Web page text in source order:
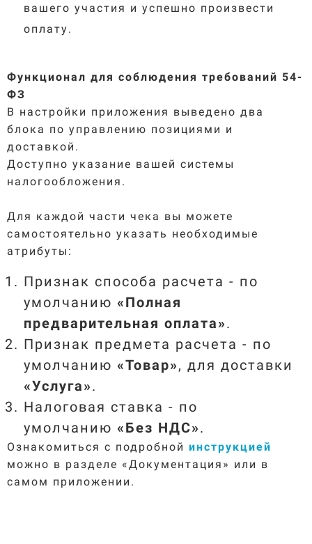
вашего участия и успешно произвести
оплату.
Функционал для соблюдения требований 54-
ФЗ
В настройки приложения выведено два
блока по управлению позициями и
доставкой.
Доступно указание вашей системы
налогообложения.
Для каждой части чека вы можете
самостоятельно указать необходимые
атрибуты:
Признак способа расчета - по
умолчанию «Полная
предварительная оплата».
Признак предмета расчета - по
умолчанию «Товар», для доставки
«Услуга».
Налоговая ставка - по
умолчанию «Без НДС».
Ознакомиться с подробной инструкцией
можно в разделе «Документация» или в
самом приложении.